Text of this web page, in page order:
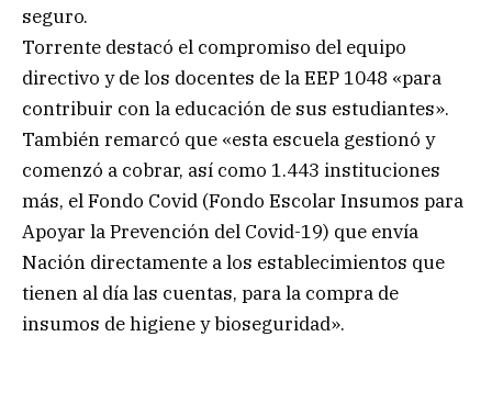
seguro.
Torrente destacó el compromiso del equipo
directivo y de los docentes de la EEP 1048 «para
contribuir con la educación de sus estudiantes».
También remarcó que «esta escuela gestionó y
comenzó a cobrar, así como 1.443 instituciones
más, el Fondo Covid (Fondo Escolar Insumos para
Apoyar la Prevención del Covid-19) que envía
Nación directamente a los establecimientos que
tienen al día las cuentas, para la compra de
insumos de higiene y bioseguridad».